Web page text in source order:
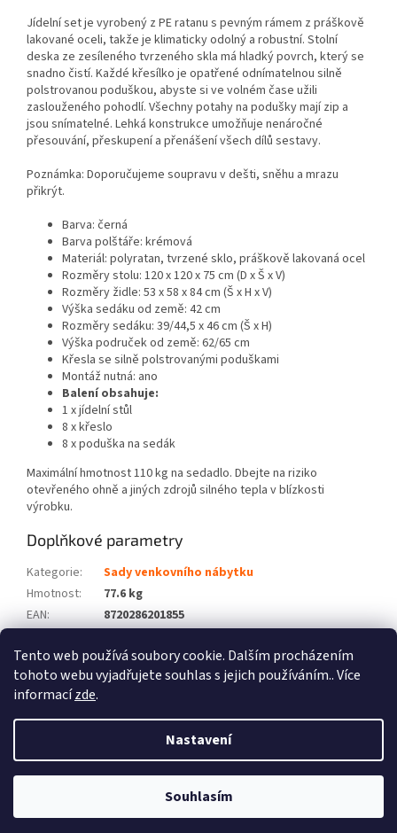
Tento web používá soubory cookie. Dalším procházením
tohoto webu vyjadřujete souhlas s jejich používáním.. Více
informacízde.
Nastavení
Souhlasím
Jídelní set je vyrobený z PE ratanu s pevným rámem z práškově
lakované oceli, takže je klimaticky odolný a robustní. Stolní
deska ze zesíleného tvrzeného skla má hladký povrch, který se
snadno čistí. Každé křesílko je opatřené odnímatelnou silně
polstrovanou poduškou, abyste si ve volném čase užili
zaslouženého pohodlí. Všechny potahy na podušky mají zip a
jsou snímatelné. Lehká konstrukce umožňuje nenáročné
přesouvání, přeskupení a přenášení všech dílů sestavy.
Poznámka: Doporučujeme soupravu v dešti, sněhu a mrazu
přikrýt.
Barva: černá
Barva polštáře: krémová
Materiál: polyratan, tvrzené sklo, práškově lakovaná ocel
Rozměry stolu: 120 x 120 x 75 cm (D x Š x V)
Rozměry židle: 53 x 58 x 84 cm (Š x H x V)
Výška sedáku od země: 42 cm
Rozměry sedáku: 39/44,5 x 46 cm (Š x H)
Výška područek od země: 62/65 cm
Křesla se silně polstrovanými poduškami
Montáž nutná: ano
Balení obsahuje:
1 x jídelní stůl
8 x křeslo
8 x poduška na sedák
Maximální hmotnost 110 kg na sedadlo. Dbejte na riziko
otevřeného ohně a jiných zdrojů silného tepla v blízkosti
výrobku.
Doplňkové parametry
Kategorie:
Sady venkovního nábytku
Hmotnost:
77.6 kg
EAN:
8720286201855
Počet balíků: 3
Vytvořil Shoptet
Zboží XL. Všechna práva vyhrazena.